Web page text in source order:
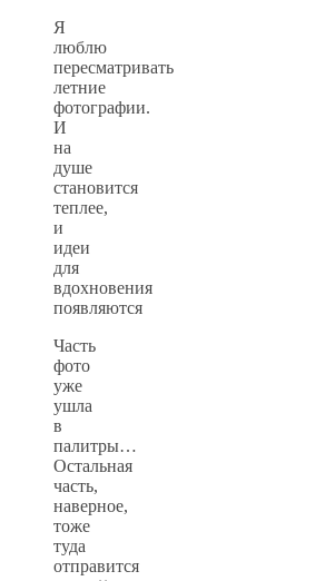
Я
люблю
пересматривать
летние
фотографии.
И
на
душе
становится
теплее,
и
идеи
для
вдохновения
появляются
Часть
фото
уже
ушла
в
палитры…
Остальная
часть,
наверное,
тоже
туда
отправится